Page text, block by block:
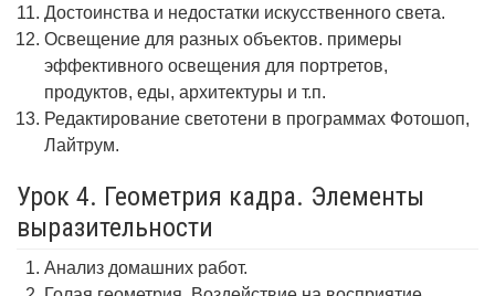
Достоинства и недостатки искусственного света.
Освещение для разных объектов. примеры
эффективного освещения для портретов,
продуктов, еды, архитектуры и т.п.
Редактирование светотени в программах Фотошоп,
Лайтрум.
Урок 4. Геометрия кадра. Элементы
выразительности
Анализ домашних работ.